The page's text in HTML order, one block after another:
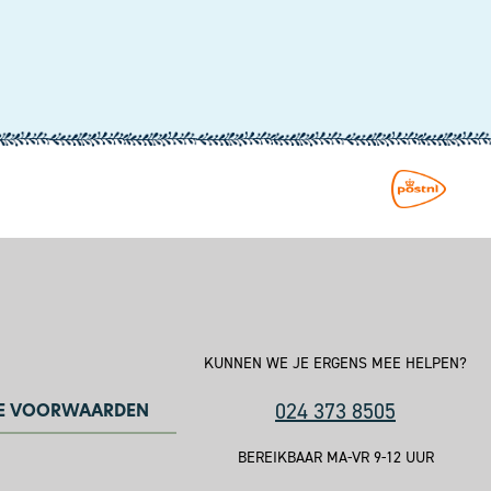
VOORWAARDEN
KUNNEN WE JE ERGENS MEE HELPEN?
024 373 8505
BEREIKBAAR MA-VR 9-12 UUR